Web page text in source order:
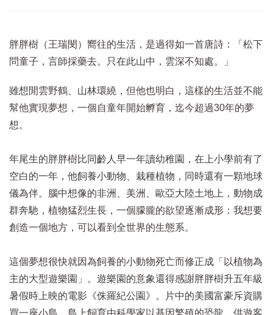
胖胖樹（王瑞閔）嚮往的生活，是過得如一首唐詩：「松下
問童子，言師採藥去。只在此山中，雲深不知處。」
雖想閒雲野鶴、山林環繞，但他也明白，這樣的生活並不能
幫他實現夢想，一個自童年開始孵育，迄今超過30年的夢
想。
年尾生的胖胖樹比同齡人早一年讀幼稚園，在上小學前有了
空白的一年，他飼養小動物、栽種植物，同時還有一顆地球
儀為伴。腦中想像的非洲、美洲、歐亞大陸土地上，動物成
群奔馳，植物猛烈生長，一個朦朧的欲望逐漸成形：我想要
創造一個地方，可以看到全世界的生態系。
這個夢想很快就因為飼養的小動物死亡而修正成「以植物為
主的大型遊樂園」。遊樂園的意象還得感謝胖胖樹升五年級
暑假時上映的電影《侏羅紀公園》。片中的美國富豪斥資購
買一座小島，島上飼育由科學家以基因繁殖的恐龍，供遊客